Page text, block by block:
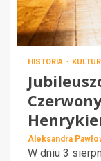
HISTORIA
Aleksandra
W dniu 3